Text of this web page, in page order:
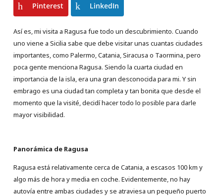
Pinterest LinkedIn
Así es, mi visita a Ragusa fue todo un descubrimiento. Cuando
uno viene a Sicilia sabe que debe visitar unas cuantas ciudades
importantes, como Palermo, Catania, Siracusa o Taormina, pero
poca gente menciona Ragusa. Siendo la cuarta ciudad en
importancia de la isla, era una gran desconocida para mi. Y sin
embrago es una ciudad tan completa y tan bonita que desde el
momento que la visité, decidí hacer todo lo posible para darle
mayor visibilidad.
Panorámica de Ragusa
Ragusa está relativamente cerca de Catania, a escasos 100 km y
algo más de hora y media en coche. Evidentemente, no hay
autovía entre ambas ciudades y se atraviesa un pequeño puerto